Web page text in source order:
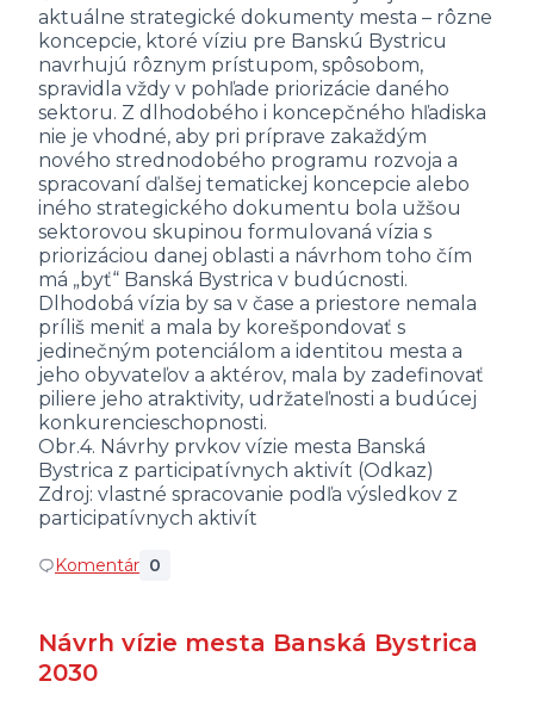
aktuálne strategické dokumenty mesta – rôzne
koncepcie, ktoré víziu pre Banskú Bystricu
navrhujú rôznym prístupom, spôsobom,
spravidla vždy v pohľade priorizácie daného
sektoru. Z dlhodobého i koncepčného hľadiska
nie je vhodné, aby pri príprave zakaždým
nového strednodobého programu rozvoja a
spracovaní ďalšej tematickej koncepcie alebo
iného strategického dokumentu bola užšou
sektorovou skupinou formulovaná vízia s
priorizáciou danej oblasti a návrhom toho čím
má „byť“ Banská Bystrica v budúcnosti.
Dlhodobá vízia by sa v čase a priestore nemala
príliš meniť a mala by korešpondovať s
jedinečným potenciálom a identitou mesta a
jeho obyvateľov a aktérov, mala by zadefinovať
piliere jeho atraktivity, udržateľnosti a budúcej
konkurencieschopnosti.
Obr.4. Návrhy prvkov vízie mesta Banská
Bystrica z participatívnych aktivít (Odkaz)
Zdroj: vlastné spracovanie podľa výsledkov z
participatívnych aktivít
Komentár 0
Návrh vízie mesta Banská Bystrica
2030